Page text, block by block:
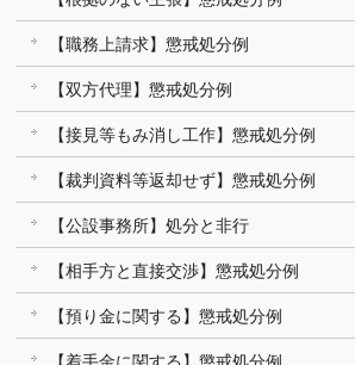
【職務上請求】懲戒処分例
【双方代理】懲戒処分例
【接見等もみ消し工作】懲戒処分例
【裁判資料等返却せず】懲戒処分例
【公設事務所】処分と非行
【相手方と直接交渉】懲戒処分例
【預り金に関する】懲戒処分例
【着手金に関する】懲戒処分例